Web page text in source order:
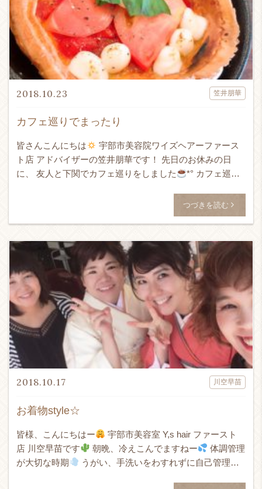
カフェ巡りでまったり
2018.10.23 笠井朋華
皆さんこんにちは
宇部市美容院ワイズヘアーファース
ト店 アドバイザーの笠井朋華です！ 先日のお休みの日
に、 友人と下関でカフェ巡りをしました
*° カフェ巡り
つづきを読む
お着物style☆
2018.10.17 川空早苗
皆様、こんにちはー
宇部市美容室 Y,s hair ファースト
店 川空早苗です
朝晩、冷えこんでますねー
体調管理
が大切な時期
うがい、手洗いをわすれずに自己管理し